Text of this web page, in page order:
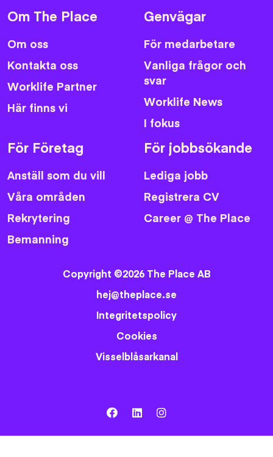
Om The Place
Om oss
Kontakta oss
Worklife Partner
Här finns vi
Genvägar
För medarbetare
Vanliga frågor och
svar
Worklife News
I fokus
För Företag
Anställ som du vill
Våra områden
Rekrytering
Bemanning
För jobbsökande
Lediga jobb
Registrera CV
Career @ The Place
Copyright ©2026 The Place AB
hej@theplace.se
Integritetspolicy
Cookies
Visselblåsarkanal